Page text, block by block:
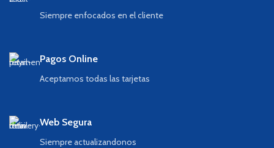
Siempre enfocados en el cliente
Pagos Online
Aceptamos todas las tarjetas
Web Segura
Siempre actualizandonos